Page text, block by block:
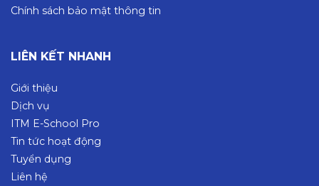
Chính sách bảo mật thông tin
LIÊN KẾT NHANH
Giới thiệu
Dịch vụ
ITM E-School Pro
Tin tức hoạt động
Tuyển dụng
Liên hệ